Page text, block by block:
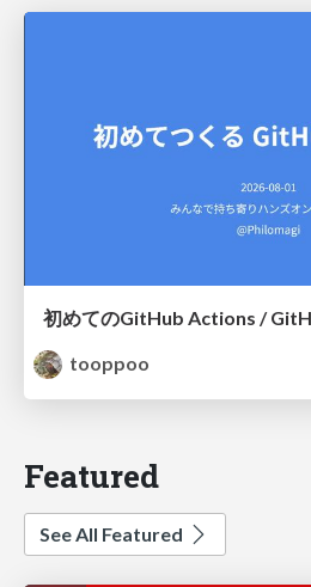
初めてのGitHub Actions /
tooppoo
Featured
See All Featured